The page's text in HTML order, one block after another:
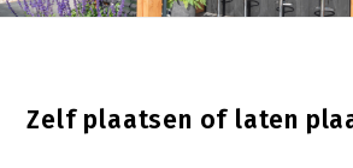
Zelf plaatsen of laten